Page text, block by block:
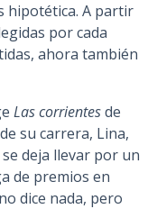
hipotética. A partir
por cada
ahora también
Las corrientesde
su carrera, Lina,
deja llevar por un
de premios en
dice nada, pero